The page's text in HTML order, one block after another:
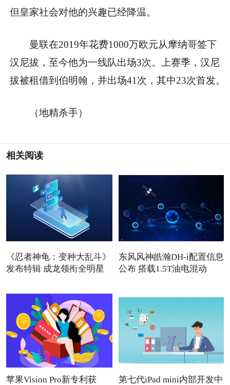
但皇家社会对他的兴趣已经降温。
曼联在2019年花费1000万欧元从摩纳哥签下
汉尼拔，至今他为一线队出场3次。上赛季，汉尼
拔被租借到伯明翰，并出场41次，其中23次首发。
（地精杀手）
相关阅读
《忍者神龟：变种大乱斗》
发布特辑 成龙领衔全明星
东风风神皓瀚DH-i配置信息
公布 搭载1.5T油电混动
苹果Vision Pro新专利获
第七代iPad mini内部开发中